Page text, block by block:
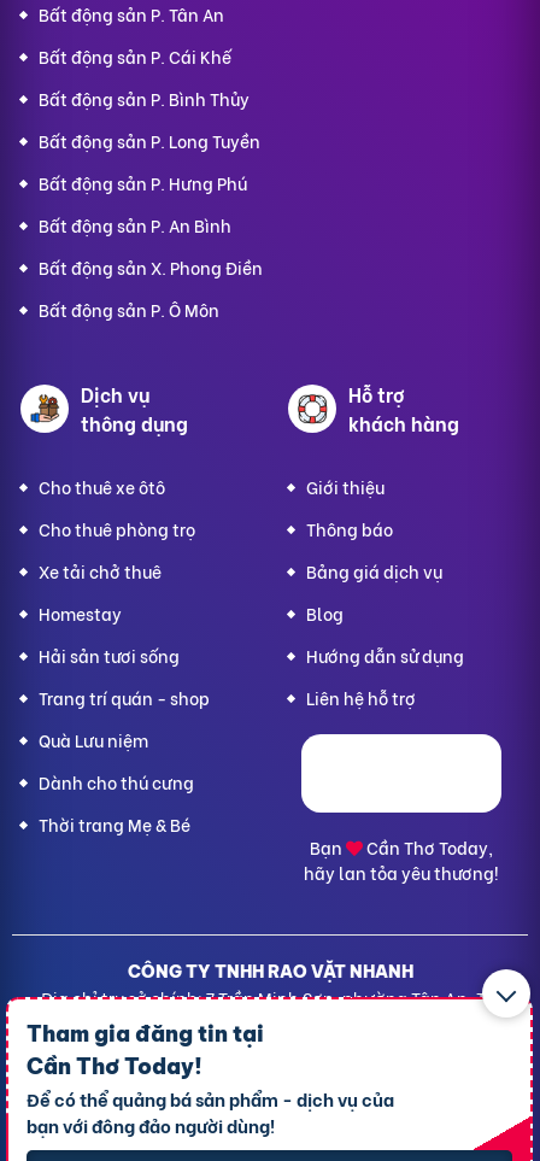
Tham gia đăng tin tại
Cần Thơ Today!
Để có thể quảng bá sản phẩm - dịch vụ của
bạn với đông đảo người dùng!
Bất động sản P. Tân An
Bất động sản P. Cái Khế
Bất động sản P. Bình Thủy
Bất động sản P. Long Tuyền
Bất động sản P. Hưng Phú
Bất động sản P. An Bình
Bất động sản X. Phong Điền
Bất động sản P. Ô Môn
Dịch vụ
thông dụng
Cho thuê xe ôtô
Cho thuê phòng trọ
Xe tải chở thuê
Homestay
Hải sản tươi sống
Trang trí quán - shop
Quà Lưu niệm
Dành cho thú cưng
Thời trang Mẹ & Bé
Hỗ trợ
khách hàng
Giới thiệu
Thông báo
Bảng giá dịch vụ
Blog
Hướng dẫn sử dụng
Liên hệ hỗ trợ
Bạn
Cần Thơ Today,
hãy lan tỏa yêu thương!
CÔNG TY TNHH RAO VẶT NHANH
Địa chỉ trụ sở chính: 7 Trần Minh Sơn, phường Tân An, TP.
Cần Thơ
Giấy CNĐKDN: 1801717351 – Ngày cấp: 24/01/2022 - Cơ
quan cấp: Phòng Đăng ký kinh doanh – Sở kế hoạch và
Đầu tư TP. Cần Thơ
Liên hệ hỗ trợ- Hotline: